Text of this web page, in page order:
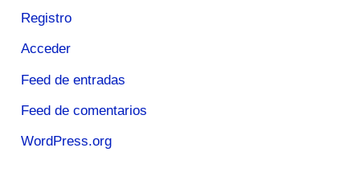
Registro
Acceder
Feed de entradas
Feed de comentarios
WordPress.org